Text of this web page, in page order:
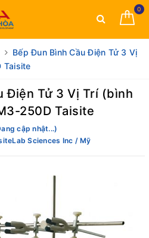
0
Bếp Đun Bình Cầu Điện Tử 3 Vị
Taisite
Điện Tử 3 Vị Trí (bình
250D Taisite
cập nhật...)
Sciences Inc / Mỹ